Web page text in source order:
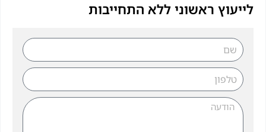
לייעוץ ראשוני ללא התחייבות